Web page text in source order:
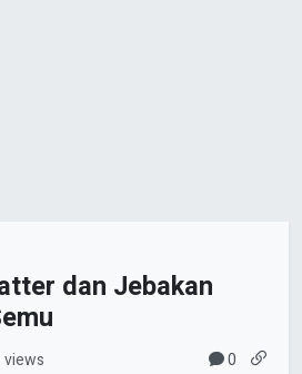
dan Jebakan
views 0